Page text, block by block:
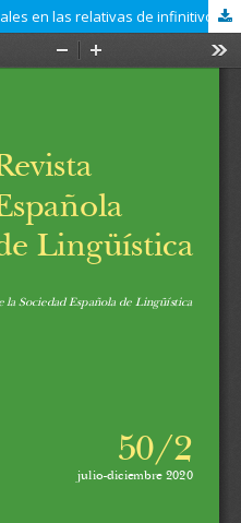
en las relativas de infinitivo